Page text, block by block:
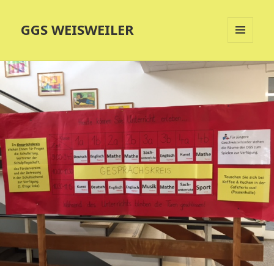
GGS WEISWEILER
WIDGETS